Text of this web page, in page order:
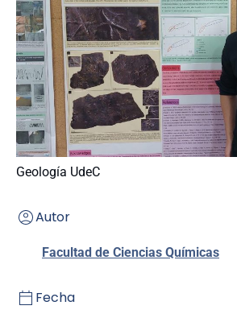
Geología UdeC
Autor
Facultad de Ciencias Químicas
Fecha